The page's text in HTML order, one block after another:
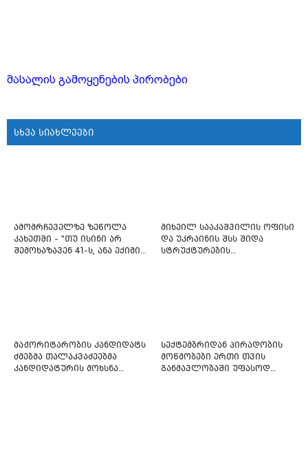
მასალის გამოყენების პირობები
სხვა სიახლეები
ამომრჩეველზე ზეწოლა
კახეთში - "თუ ისინი არ
შემოხაზავენ 41-ს, ანა ექიმის
მიხეილ სააკაშვილის ოფისი
და უკრაინის შსს შიდა
სტრუქტურების
მაჟორიტარობის კანდიდატს
ძმებმა თალაკვაძეებმა
კანდიდატურის მოხსნა
სექტემბრიდან პირადობის
მოწმობები ერთი თვის
განმავლობაში უფასოდ